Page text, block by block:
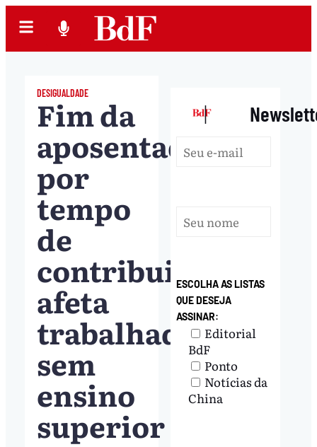
DESIGUALDADE
Fim da
aposentadoria
por
tempo
de
contribuição
afeta
trabalhador
sem
ensino
superior
|
ESCOLHA AS LISTAS
QUE DESEJA
ASSINAR:
Editorial
BdF
Ponto
Notícias da
China